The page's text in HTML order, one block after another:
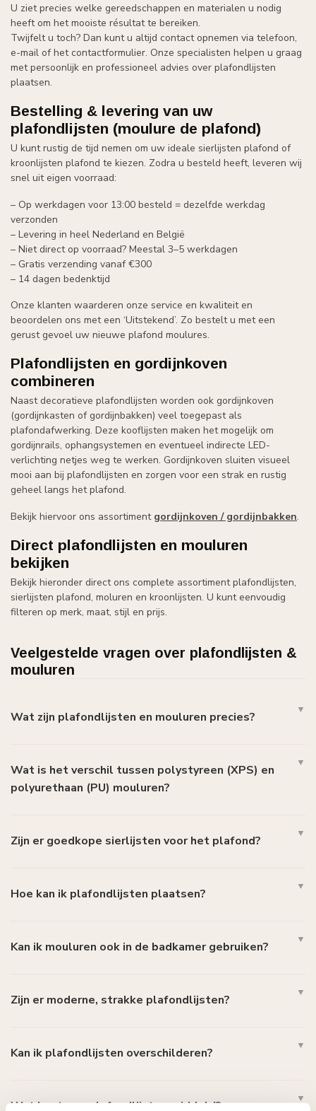
U ziet precies welke gereedschappen en materialen u nodig
heeft om het mooiste résultat te bereiken.
Twijfelt u toch? Dan kunt u altijd contact opnemen via telefoon,
e-mail of het contactformulier. Onze specialisten helpen u graag
met persoonlijk en professioneel advies over plafondlijsten
plaatsen.
Bestelling & levering van uw
plafondlijsten (moulure de plafond)
U kunt rustig de tijd nemen om uw ideale sierlijsten plafond of
kroonlijsten plafond te kiezen. Zodra u besteld heeft, leveren wij
snel uit eigen voorraad:
– Op werkdagen voor 13:00 besteld = dezelfde werkdag
verzonden
– Levering in heel Nederland en België
– Niet direct op voorraad? Meestal 3–5 werkdagen
– Gratis verzending vanaf €300
– 14 dagen bedenktijd
Onze klanten waarderen onze service en kwaliteit en
beoordelen ons met een ‘Uitstekend’. Zo bestelt u met een
gerust gevoel uw nieuwe plafond moulures.
Plafondlijsten en gordijnkoven
combineren
Naast decoratieve plafondlijsten worden ook gordijnkoven
(gordijnkasten of gordijnbakken) veel toegepast als
plafondafwerking. Deze kooflijsten maken het mogelijk om
gordijnrails, ophangsystemen en eventueel indirecte LED-
verlichting netjes weg te werken. Gordijnkoven sluiten visueel
mooi aan bij plafondlijsten en zorgen voor een strak en rustig
geheel langs het plafond.
Bekijk hiervoor ons assortiment gordijnkoven / gordijnbakken.
Direct plafondlijsten en mouluren
bekijken
Bekijk hieronder direct ons complete assortiment plafondlijsten,
sierlijsten plafond, moluren en kroonlijsten. U kunt eenvoudig
filteren op merk, maat, stijl en prijs.
Veelgestelde vragen over plafondlijsten &
mouluren
Wat zijn plafondlijsten en mouluren precies?
Wat is het verschil tussen polystyreen (XPS) en
polyurethaan (PU) mouluren?
Zijn er goedkope sierlijsten voor het plafond?
Hoe kan ik plafondlijsten plaatsen?
Kan ik mouluren ook in de badkamer gebruiken?
Zijn er moderne, strakke plafondlijsten?
Kan ik plafondlijsten overschilderen?
Wat kost een plafondlijst gemiddeld?